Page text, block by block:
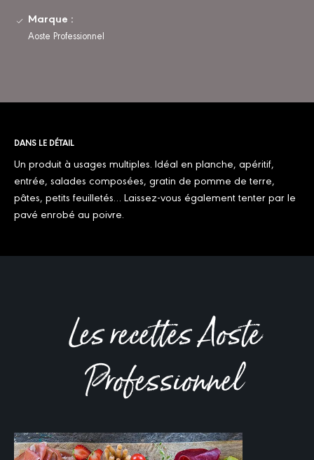
Marque :
Aoste Professionnel
DANS LE DÉTAIL
Un produit à usages multiples. Idéal en planche, apéritif,
entrée, salades composées, gratin de pomme de terre,
pâtes, petits feuilletés… Laissez-vous également tenter par le
pavé enrobé au poivre.
Les recettes Aoste
Professionnel